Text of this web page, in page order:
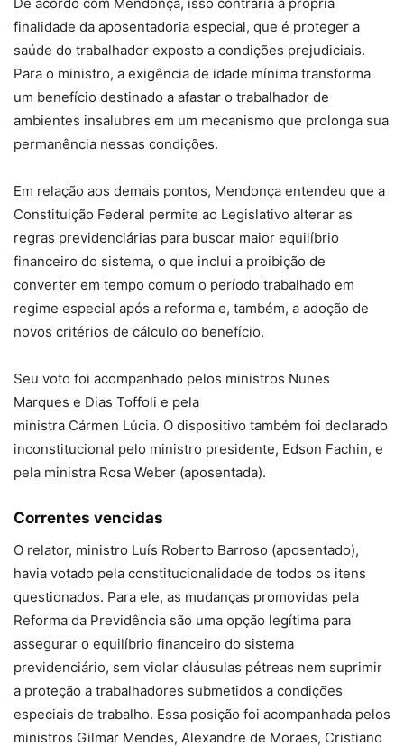
finalidade da aposentadoria especial, que é proteger a
saúde do trabalhador exposto a condições prejudiciais.
Para o ministro, a exigência de idade mínima transforma
um benefício destinado a afastar o trabalhador de
ambientes insalubres em um mecanismo que prolonga sua
permanência nessas condições.
Em relação aos demais pontos, Mendonça entendeu que a
Constituição Federal permite ao Legislativo alterar as
regras previdenciárias para buscar maior equilíbrio
financeiro do sistema, o que inclui a proibição de
converter em tempo comum o período trabalhado em
regime especial após a reforma e, também, a adoção de
novos critérios de cálculo do benefício.
Seu voto foi acompanhado pelos ministros Nunes
Marques e Dias Toffoli e pela
ministra Cármen Lúcia. O dispositivo também foi declarado
inconstitucional pelo ministro presidente, Edson Fachin, e
pela ministra Rosa Weber (aposentada).
Correntes vencidas
O relator, ministro Luís Roberto Barroso (aposentado),
havia votado pela constitucionalidade de todos os itens
questionados. Para ele, as mudanças promovidas pela
Reforma da Previdência são uma opção legítima para
assegurar o equilíbrio financeiro do sistema
previdenciário, sem violar cláusulas pétreas nem suprimir
a proteção a trabalhadores submetidos a condições
especiais de trabalho. Essa posição foi acompanhada pelos
ministros Gilmar Mendes, Alexandre de Moraes, Cristiano